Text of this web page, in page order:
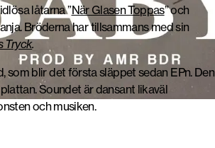
låtarna ”När Glasen Toppas” och
Bröderna har tillsammans med sin
Tryck.
som blir det första släppet sedan EPn. Den
Soundet är dansant likaväl
och musiken.